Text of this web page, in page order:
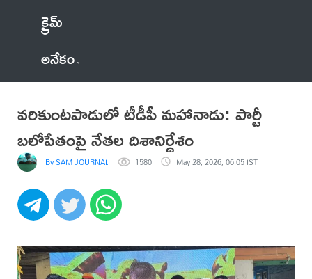
క్రైమ్
అనేకం
వరికుంటపాడులో టీడీపీ మహానాడు: పార్టీ
బలోపేతంపై నేతల దిశానిర్దేశం
By SAM JOURNALIST 1580 May 28, 2026, 06:05 IST